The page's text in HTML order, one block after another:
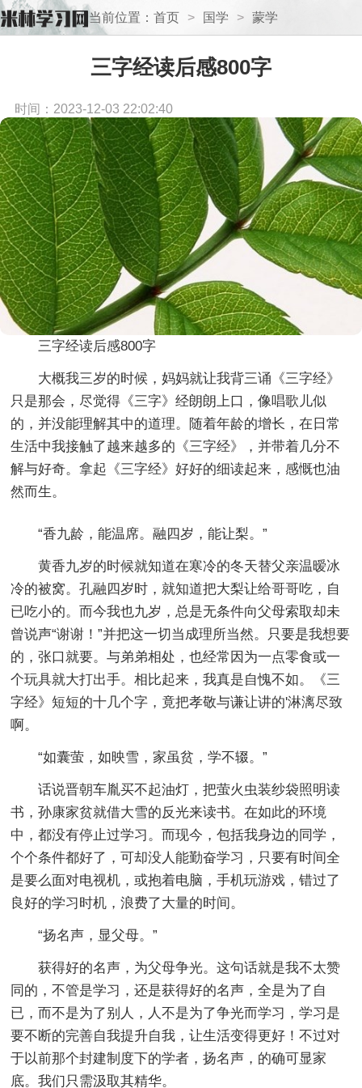
当前位置： 首页 > 国学 > 蒙学
三字经读后感800字
时间：2023-12-03 22:02:40
三字经读后感800字
大概我三岁的时候，妈妈就让我背三诵《三字经》
只是那会，尽觉得《三字》经朗朗上口，像唱歌儿似
的，并没能理解其中的道理。随着年龄的增长，在日常
生活中我接触了越来越多的《三字经》，并带着几分不
解与好奇。拿起《三字经》好好的细读起来，感慨也油
然而生。
“香九龄，能温席。融四岁，能让梨。”
黄香九岁的时候就知道在寒冷的冬天替父亲温暧冰
冷的被窝。孔融四岁时，就知道把大梨让给哥哥吃，自
已吃小的。而今我也九岁，总是无条件向父母索取却未
曾说声“谢谢！”并把这一切当成理所当然。只要是我想要
的，张口就要。与弟弟相处，也经常因为一点零食或一
个玩具就大打出手。相比起来，我真是自愧不如。《三
字经》短短的十几个字，竟把孝敬与谦让讲的'淋漓尽致
啊。
“如囊萤，如映雪，家虽贫，学不辍。”
话说晋朝车胤买不起油灯，把萤火虫装纱袋照明读
书，孙康家贫就借大雪的反光来读书。在如此的环境
中，都没有停止过学习。而现今，包括我身边的同学，
个个条件都好了，可却没人能勤奋学习，只要有时间全
是要么面对电视机，或抱着电脑，手机玩游戏，错过了
良好的学习时机，浪费了大量的时间。
“扬名声，显父母。”
获得好的名声，为父母争光。这句话就是我不太赞
同的，不管是学习，还是获得好的名声，全是为了自
已，而不是为了别人，人不是为了争光而学习，学习是
要不断的完善自我提升自我，让生活变得更好！不过对
于以前那个封建制度下的学者，扬名声，的确可显家
底。我们只需汲取其精华。